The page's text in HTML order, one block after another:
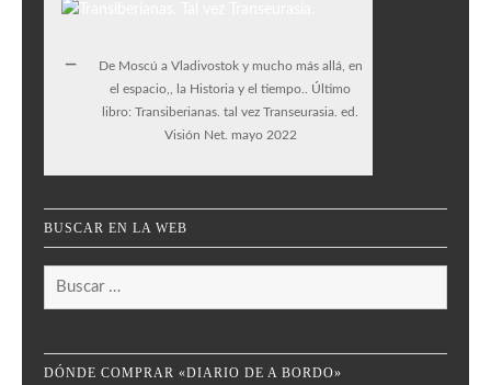
De Moscú a Vladivostok y mucho más allá, en
el espacio,, la Historia y el tiempo.. Último
libro: Transiberianas. tal vez Transeurasia. ed.
Visión Net. mayo 2022
BUSCAR EN LA WEB
Buscar:
DÓNDE COMPRAR «DIARIO DE A BORDO»